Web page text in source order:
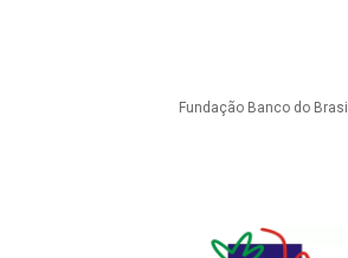
Fundação Banco do Brasil